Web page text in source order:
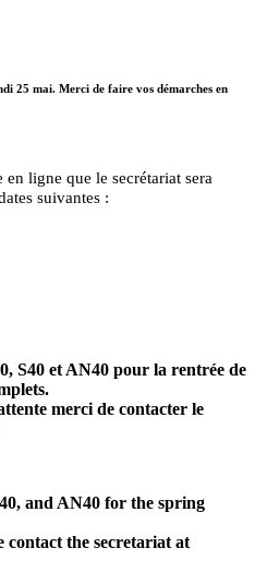
25 mai. Merci de faire vos démarches en
ligne que le secrétariat sera
suivantes :
S40 et AN40 pour la rentrée de
merci de contacter le
and AN40 for the spring
contact the secretariat at